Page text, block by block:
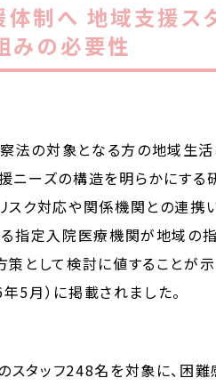
体制へ 地域支援ス
みの必要性
の対象となる方の地域生
ーズの構造を明らかにする
スク対応や関係機関との連
指定入院医療機関が地域の
として検討に値することが示
月）に掲載されました。
タッフ248名を対象に、困